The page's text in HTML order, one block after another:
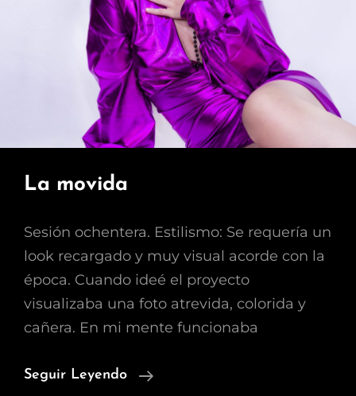
La movida
Sesión ochentera. Estilismo: Se requería un
look recargado y muy visual acorde con la
época. Cuando ideé el proyecto
visualizaba una foto atrevida, colorida y
cañera. En mi mente funcionaba
Seguir Leyendo
La